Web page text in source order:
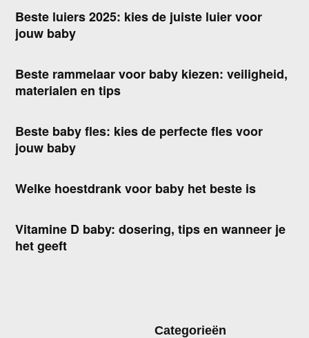
Categorieën
Beste luiers 2025: kies de juiste luier voor
jouw baby
Beste rammelaar voor baby kiezen: veiligheid,
materialen en tips
Beste baby fles: kies de perfecte fles voor
jouw baby
Welke hoestdrank voor baby het beste is
Vitamine D baby: dosering, tips en wanneer je
het geeft